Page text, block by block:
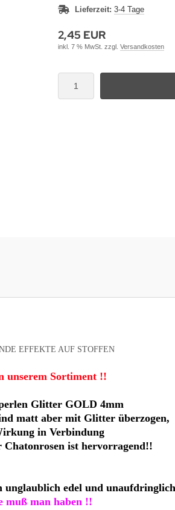
Lieferzeit: 3-4 Tage
2,45 EUR
inkl. 7 % MwSt. zzgl. Versandkosten
EFFEKTE AUF STOFFEN
unserem Sortiment !!
Glitter GOLD 4mm
matt aber mit Glitter überzogen,
in Verbindung
Chatonrosen ist hervorragend!!
edel und
muß man haben !!